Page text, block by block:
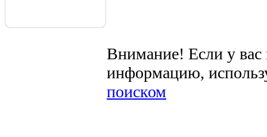
Внимание! Если у
информацию,
поиском